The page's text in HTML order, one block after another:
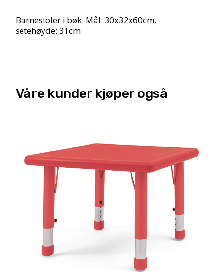
Barnestoler i bøk. Mål: 30x32x60cm,
setehøyde: 31cm
Våre kunder kjøper også